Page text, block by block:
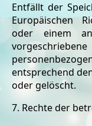
Entfällt der
Europäischen
oder einem
entsprechend
oder gelöscht.
7. Rechte der